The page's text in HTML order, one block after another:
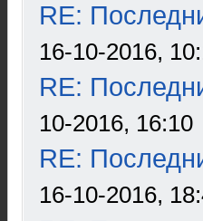
RE:
16-10-2016,
RE:
10-2016, 16:10
RE:
16-10-2016,